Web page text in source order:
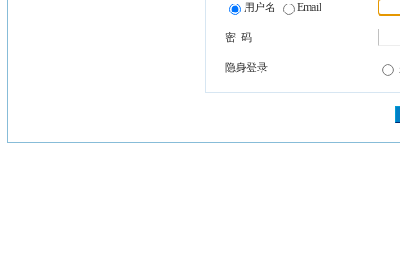
用户名 Email
密 码
隐身登录